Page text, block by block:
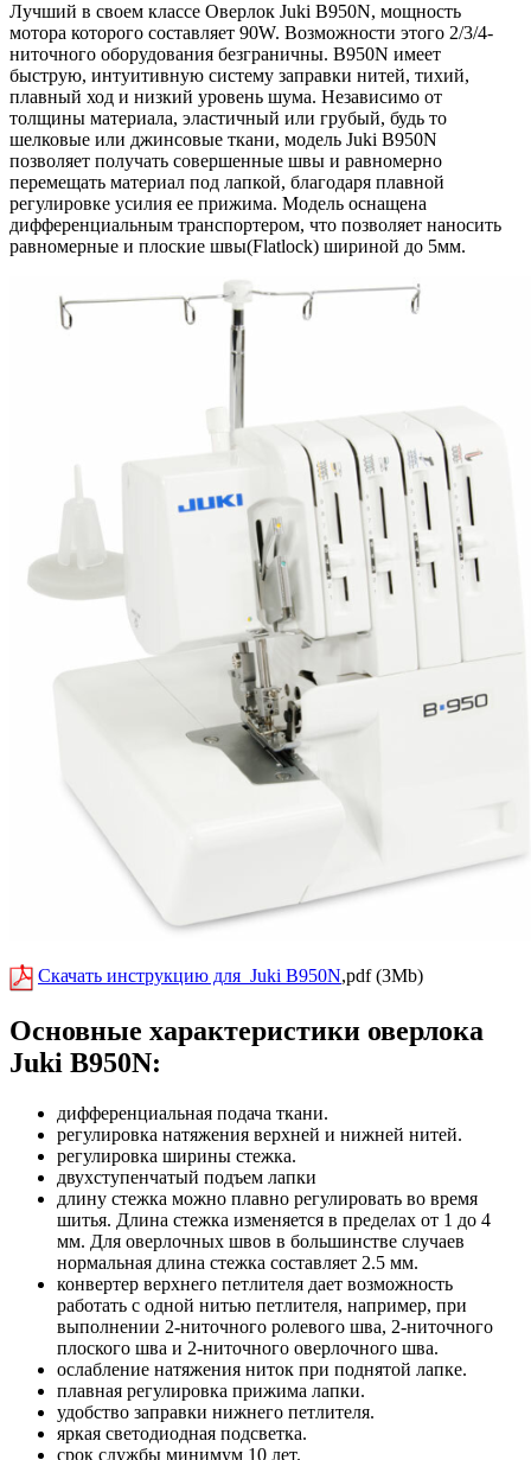
Лучший в своем классе Оверлок Juki B950N, мощность
мотора которого составляет 90W. Возможности этого 2/3/4-
ниточного оборудования безграничны. B950N имеет
быструю, интуитивную систему заправки нитей, тихий,
плавный ход и низкий уровень шума. Независимо от
толщины материала, эластичный или грубый, будь то
шелковые или джинсовые ткани, модель Juki B950N
позволяет получать совершенные швы и равномерно
перемещать материал под лапкой, благодаря плавной
регулировке усилия ее прижима. Модель оснащена
дифференциальным транспортером, что позволяет наносить
равномерные и плоские швы(Flatlock) шириной до 5мм.
Скачать инструкцию для Juki B950N,pdf (3Mb)
Основные характеристики оверлока
Juki B950N:
дифференциальная подача ткани.
регулировка натяжения верхней и нижней нитей.
регулировка ширины стежка.
двухступенчатый подъем лапки
длину стежка можно плавно регулировать во время
шитья. Длина стежка изменяется в пределах от 1 до 4
мм. Для оверлочных швов в большинстве случаев
нормальная длина стежка составляет 2.5 мм.
конвертер верхнего петлителя дает возможность
работать с одной нитью петлителя, например, при
выполнении 2-ниточного ролевого шва, 2-ниточного
плоского шва и 2-ниточного оверлочного шва.
ослабление натяжения ниток при поднятой лапке.
плавная регулировка прижима лапки.
удобство заправки нижнего петлителя.
яркая светодиодная подсветка.
срок службы минимум 10 лет.